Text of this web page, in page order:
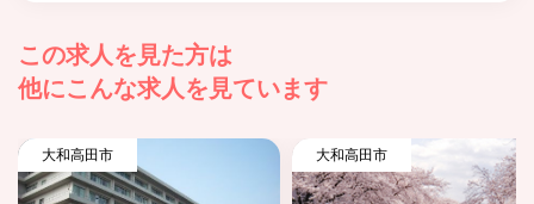
この求人を見た方は
他にこんな求人を見ています
大和高田市 大和高田市